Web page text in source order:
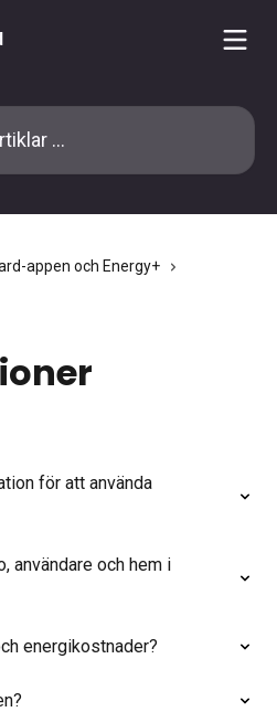
appen och Energy+
för att använda
användare och hem i
energikostnader?